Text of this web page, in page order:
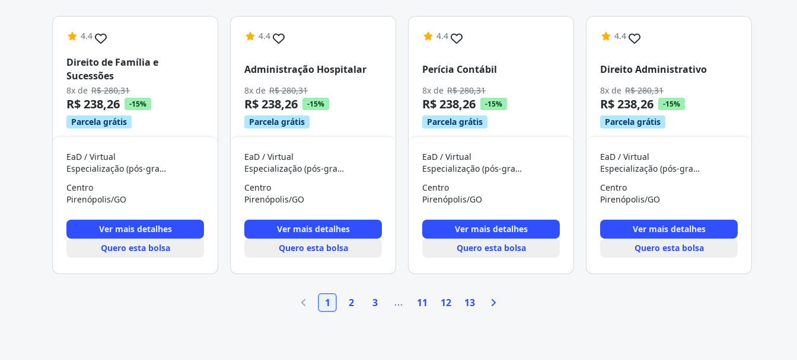
4.4
Direito de Família e
Sucessões
8x de R$ 280,31
R$ 238,26 -15%
Parcela grátis
EaD / Virtual
Especialização (pós-graduação)
Centro
Pirenópolis/GO
Ver mais detalhes
Quero esta bolsa
4.4
Administração Hospitalar
8x de R$ 280,31
R$ 238,26 -15%
Parcela grátis
EaD / Virtual
Especialização (pós-graduação)
Centro
Pirenópolis/GO
Ver mais detalhes
Quero esta bolsa
4.4
Perícia Contábil
8x de R$ 280,31
R$ 238,26 -15%
Parcela grátis
EaD / Virtual
Especialização (pós-graduação)
Centro
Pirenópolis/GO
Ver mais detalhes
Quero esta bolsa
4.4
Direito Administrativo
8x de R$ 280,31
R$ 238,26 -15%
Parcela grátis
EaD / Virtual
Especialização (pós-graduação)
Centro
Pirenópolis/GO
Ver mais detalhes
Quero esta bolsa
1 2 3 11 12 13